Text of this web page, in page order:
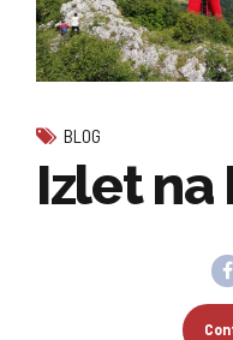
BLOG
Izlet na